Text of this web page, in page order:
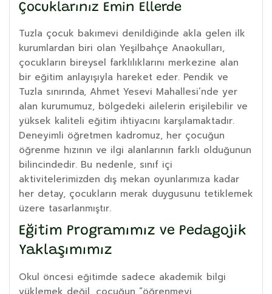
Çocuklarınız Emin Ellerde
Tuzla çocuk bakımevi denildiğinde akla gelen ilk
kurumlardan biri olan Yeşilbahçe Anaokulları,
çocukların bireysel farklılıklarını merkezine alan
bir eğitim anlayışıyla hareket eder. Pendik ve
Tuzla sınırında, Ahmet Yesevi Mahallesi’nde yer
alan kurumumuz, bölgedeki ailelerin erişilebilir ve
yüksek kaliteli eğitim ihtiyacını karşılamaktadır.
Deneyimli öğretmen kadromuz, her çocuğun
öğrenme hızının ve ilgi alanlarının farklı olduğunun
bilincindedir. Bu nedenle, sınıf içi
aktivitelerimizden dış mekan oyunlarımıza kadar
her detay, çocukların merak duygusunu tetiklemek
üzere tasarlanmıştır.
Eğitim Programımız ve Pedagojik
Yaklaşımımız
Okul öncesi eğitimde sadece akademik bilgi